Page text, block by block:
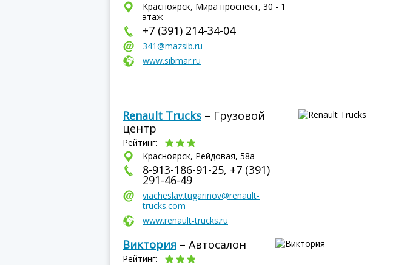
Красноярск, Мира проспект, 30 - 1
этаж
+7 (391) 214-34-04
341@mazsib.ru
www.sibmar.ru
Renault Trucks – Грузовой
центр
Рейтинг:
Красноярск, Рейдовая, 58а
8-913-186-91-25, +7 (391)
291-46-49
viacheslav.tugarinov@renault-
trucks.com
www.renault-trucks.ru
Виктория – Автосалон
Рейтинг: